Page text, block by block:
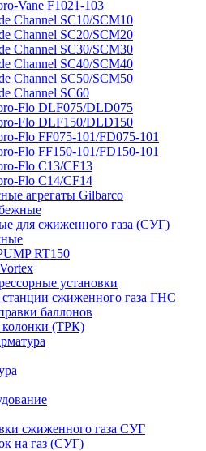
Vane F1021-103
Channel SC10/SCM10
Channel SC20/SCM20
Channel SC30/SCM30
Channel SC40/SCM40
Channel SC50/SCM50
Channel SC60
Flo DLF075/DLD075
Flo DLF150/DLD150
Flo FF075-101/FD075-101
Flo FF150-101/FD150-101
Flo C13/CF13
Flo C14/CF14
агрегаты Gilbarco
для сжиженного газа (СУГ)
RT150
установки
сжиженного газа ГНС
баллонов
колонки (ТРК)
сжиженного газа СУГ
на газ (СУГ)